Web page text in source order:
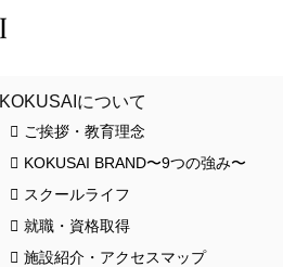
KOKUSAIについて
ご挨拶・教育理念
KOKUSAI BRAND〜9つの強み〜
スクールライフ
就職・資格取得
施設紹介・アクセスマップ